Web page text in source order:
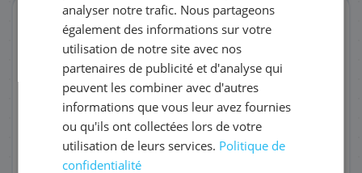
ORIGINAL
FRÉQUENCE
QUANTITÉ PAR LIVRAISON
DATE DE PREMIÈRE LIVRAISON SOUHAITÉE
analyser notre trafic. Nous partageons
également des informations sur votre
utilisation de notre site avec nos
partenaires de publicité et d'analyse qui
peuvent les combiner avec d'autres
informations que vous leur avez fournies
ou qu'ils ont collectées lors de votre
utilisation de leurs services. Politique de
confidentialité